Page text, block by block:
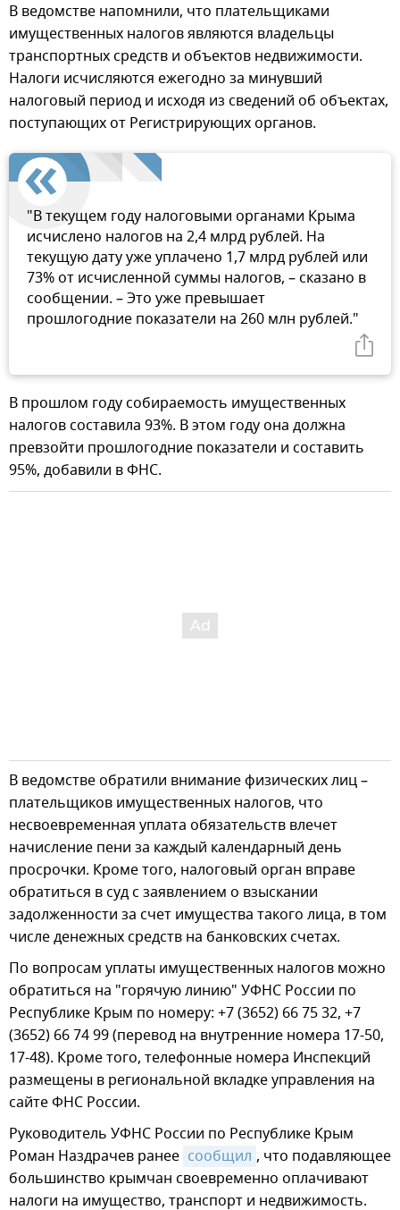
В ведомстве напомнили, что плательщиками
имущественных налогов являются владельцы
транспортных средств и объектов недвижимости.
Налоги исчисляются ежегодно за минувший
налоговый период и исходя из сведений об объектах,
поступающих от Регистрирующих органов.
"В текущем году налоговыми органами Крыма
исчислено налогов на 2,4 млрд рублей. На
текущую дату уже уплачено 1,7 млрд рублей или
73% от исчисленной суммы налогов, – сказано в
сообщении. – Это уже превышает
прошлогодние показатели на 260 млн рублей."
В прошлом году собираемость имущественных
налогов составила 93%. В этом году она должна
превзойти прошлогодние показатели и составить
95%, добавили в ФНС.
В ведомстве обратили внимание физических лиц –
плательщиков имущественных налогов, что
несвоевременная уплата обязательств влечет
начисление пени за каждый календарный день
просрочки. Кроме того, налоговый орган вправе
обратиться в суд с заявлением о взыскании
задолженности за счет имущества такого лица, в том
числе денежных средств на банковских счетах.
По вопросам уплаты имущественных налогов можно
обратиться на "горячую линию" УФНС России по
Республике Крым по номеру: +7 (3652) 66 75 32, +7
(3652) 66 74 99 (перевод на внутренние номера 17-50,
17-48). Кроме того, телефонные номера Инспекций
размещены в региональной вкладке управления на
сайте ФНС России.
Руководитель УФНС России по Республике Крым
Роман Наздрачев ранее сообщил , что подавляющее
большинство крымчан своевременно оплачивают
налоги на имущество, транспорт и недвижимость.